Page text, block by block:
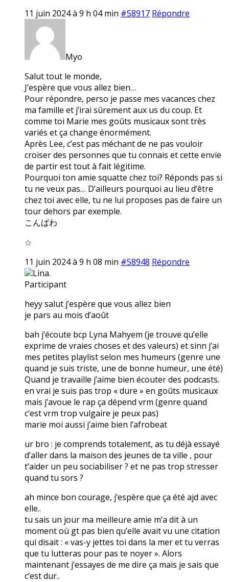
11 juin 2024 à 9 h 04 min #58917 Répondre
Myo
Salut tout le monde,
J’espère que vous allez bien…
Pour répondre, perso je passe mes vacances chez
ma famille et j’irai sûrement aux us du coup. Et
comme toi Marie mes goûts musicaux sont très
variés et ça change énormément.
Après Lee, c’est pas méchant de ne pas vouloir
croiser des personnes que tu connais et cette envie
de partir est tout à fait légitime.
Pourquoi ton amie squatte chez toi? Réponds pas si
tu ne veux pas… D’ailleurs pourquoi au lieu d’être
chez toi avec elle, tu ne lui proposes pas de faire un
tour dehors par exemple.
こんばわ
☆
11 juin 2024 à 9 h 08 min #58948 Répondre
Lina.
Participant
heyy salut j’espère que vous allez bien
je pars au mois d’août
bah j’écoute bcp Lyna Mahyem (je trouve qu’elle
exprime de vraies choses et des valeurs) et sinn j’ai
mes petites playlist selon mes humeurs (genre une
quand je suis triste, une de bonne humeur, une été)
Quand je travaille j’aime bien écouter des podcasts.
en vrai je suis pas trop « dure » en goûts musicaux
mais j’avoue le rap ça dépend vrm (genre quand
c’est vrm trop vulgaire je peux pas)
marie moi aussi j’aime bien l’afrobeat
ur bro : je comprends totalement, as tu déjà essayé
d’aller dans la maison des jeunes de ta ville , pour
t’aider un peu sociabiliser ? et ne pas trop stresser
quand tu sors ?
ah mince bon courage, j’espère que ça été ajd avec
elle..
tu sais un jour ma meilleure amie m’a dit à un
moment où gt pas bien qu’elle avait vu une citation
qui disait : « vas-y jettes toi dans la mer et tu verras
que tu lutteras pour pas te noyer ». Alors
maintenant j’essayes de me dire ça mais je sais que
c’est dur..